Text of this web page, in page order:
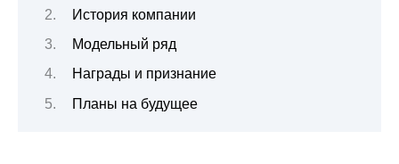
История компании
Модельный ряд
Награды и признание
Планы на будущее